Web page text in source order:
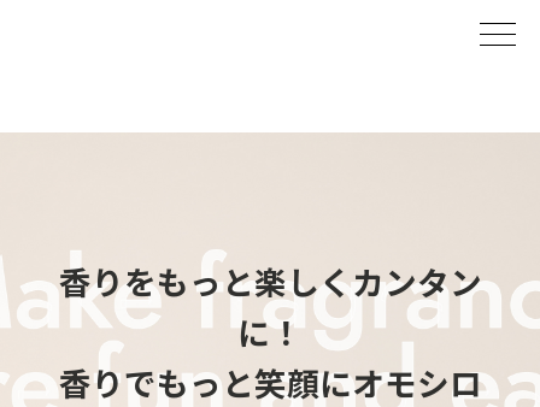
香りをもっと楽しくカンタン
に！
香りでもっと笑顔にオモシロ